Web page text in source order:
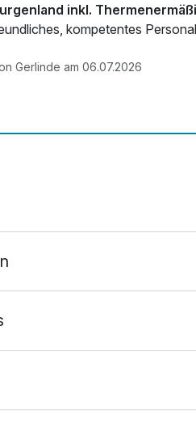
inkl.
kompetentes
Gerlinde am 06.07.2026